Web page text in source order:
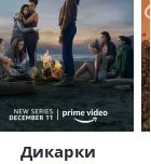
Дикарки